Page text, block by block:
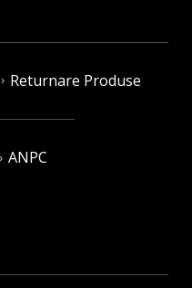
Returnare Produse
ANPC